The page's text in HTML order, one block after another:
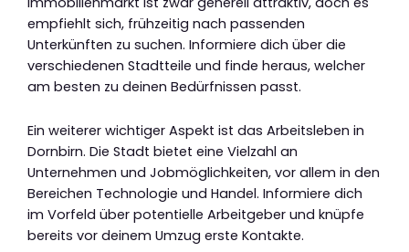
empfiehlt sich, frühzeitig nach passenden
Unterkünften zu suchen. Informiere dich über die
verschiedenen Stadtteile und finde heraus, welcher
am besten zu deinen Bedürfnissen passt.
Ein weiterer wichtiger Aspekt ist das Arbeitsleben in
Dornbirn. Die Stadt bietet eine Vielzahl an
Unternehmen und Jobmöglichkeiten, vor allem in den
Bereichen Technologie und Handel. Informiere dich
im Vorfeld über potentielle Arbeitgeber und knüpfe
bereits vor deinem Umzug erste Kontakte.